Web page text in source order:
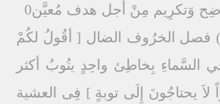
واضِح وَتكرِيم مِنْ أجل هدف مُعيَّن0
إنجيل باكِر( لو 15 : 7 ) فصل الخرُوف الضال [ أقُولُ لكُمْ
السَّماءِ بِخاطِئ واحِدٍ يتُوبُ أكثر
يحتاجُونَ إِلَى توبةٍ ] فِى العشية